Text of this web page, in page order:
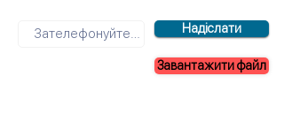
Надіслати
Завантажити файл